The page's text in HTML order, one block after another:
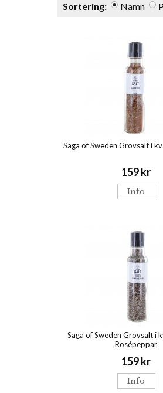
Sortering: Namn
Saga of Sweden Grovsalt i
159 kr
Info
Saga of Sweden Grovsalt i
Rosépeppar
159 kr
Info